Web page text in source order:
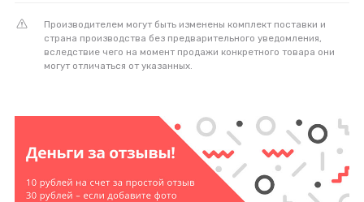
Производителем могут быть изменены комплект поставки и
страна производства без предварительного уведомления,
вследствие чего на момент продажи конкретного товара они
могут отличаться от указанных.